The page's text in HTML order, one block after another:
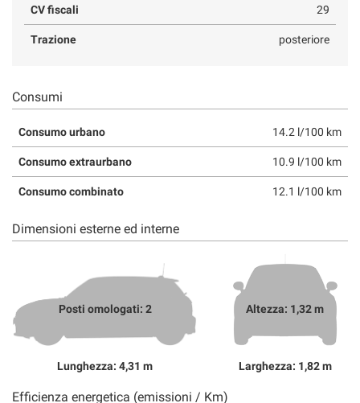
CV fiscali 29
Trazione posteriore
Consumi
Consumo urbano 14.2 l/100 km
Consumo extraurbano 10.9 l/100 km
Consumo combinato 12.1 l/100 km
Dimensioni esterne ed interne
Posti omologati: 2
Lunghezza: 4,31 m
Altezza: 1,32 m
Larghezza: 1,82 m
Efficienza energetica (emissioni / Km)